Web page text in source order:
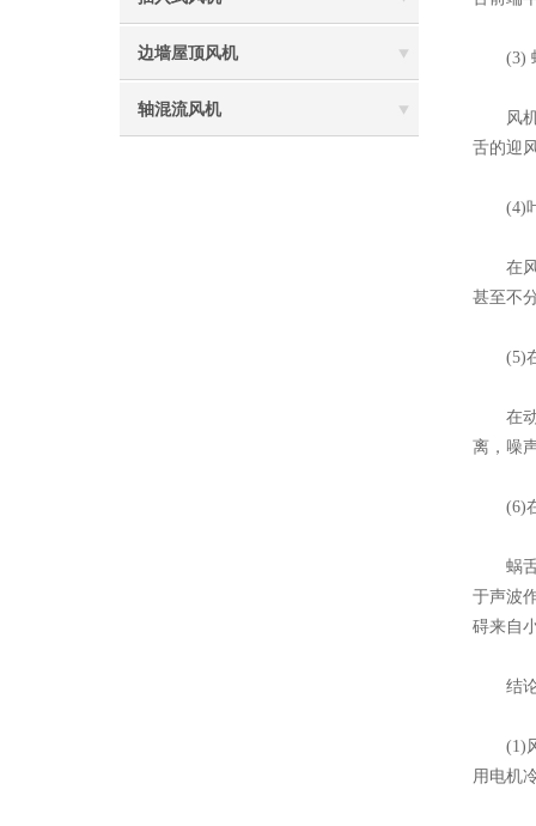
边墙屋顶风机
轴混流风机
(3)
风机
舌的迎
(4)叶
在风
甚至不
(5)在
在动
离，噪
(6)在
蜗舌
于声波
碍来自
结
(1)风
用电机